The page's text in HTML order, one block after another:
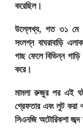
করেছিল।
উল্লেখ্য, গত ৩১ মে
সংলগ্ন বাঘরাবাড়ি
গাছ ফেলে বিভিন্ন
করে।
মামলা রুজুর পর এই
গ্রেফতার এবং লুট করা
সিএনজি অটোরিকশা